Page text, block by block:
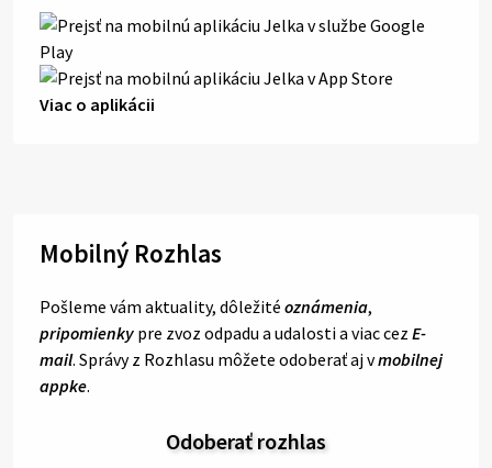
Viac o aplikácii
Mobilný Rozhlas
Pošleme vám aktuality, dôležité oznámenia,
pripomienky pre zvoz odpadu a udalosti a viac cez E-
mail. Správy z Rozhlasu môžete odoberať aj vmobilnej
appke.
Odoberať rozhlas